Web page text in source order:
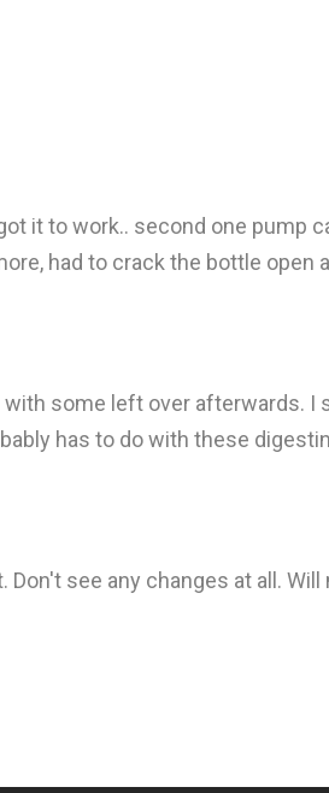
it to work.. second one pump
had to crack the bottle open
some left over afterwards.
has to do with these
see any changes at all.